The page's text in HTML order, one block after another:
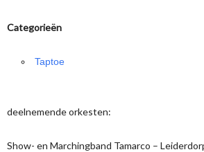
Categorieën
Taptoe
deelnemende orkesten:
Show- en Marchingband Tamarco –